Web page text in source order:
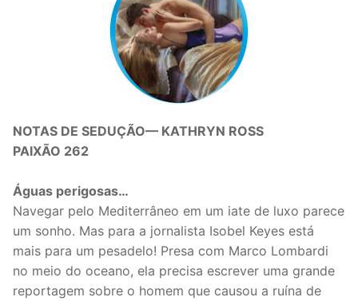
NOTAS DE SEDUÇÃO— KATHRYN ROSS
PAIXÃO 262
Águas perigosas…
Navegar pelo Mediterrâneo em um iate de luxo parece
um sonho. Mas para a jornalista Isobel Keyes está
mais para um pesadelo! Presa com Marco Lombardi
no meio do oceano, ela precisa escrever uma grande
reportagem sobre o homem que causou a ruína de